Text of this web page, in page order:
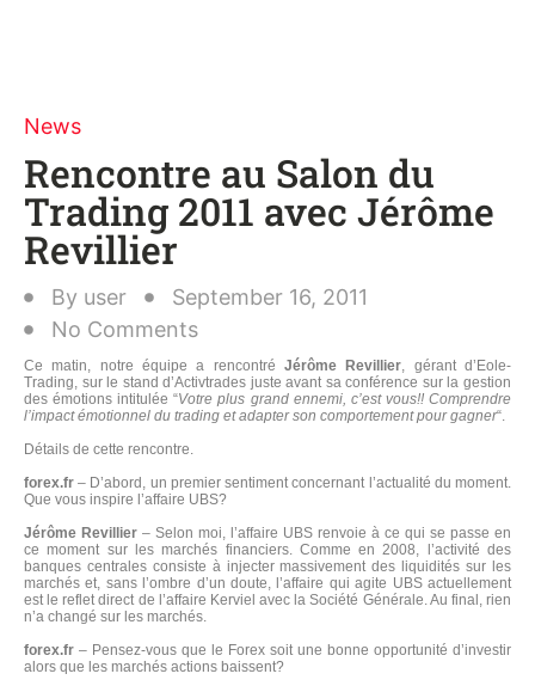
News
Rencontre au Salon du
Trading 2011 avec Jérôme
Revillier
By user
September 16, 2011
No Comments
Ce matin, notre équipe a rencontré Jérôme Revillier, gérant d’Eole-
Trading, sur le stand d’Activtrades juste avant sa conférence sur la gestion
des émotions intitulée “Votre plus grand ennemi, c’est vous!! Comprendre
l’impact émotionnel du trading et adapter son comportement pour gagner“.
Détails de cette rencontre.
forex.fr – D’abord, un premier sentiment concernant l’actualité du moment.
Que vous inspire l’affaire UBS?
Jérôme Revillier – Selon moi, l’affaire UBS renvoie à ce qui se passe en
ce moment sur les marchés financiers. Comme en 2008, l’activité des
banques centrales consiste à injecter massivement des liquidités sur les
marchés et, sans l’ombre d’un doute, l’affaire qui agite UBS actuellement
est le reflet direct de l’affaire Kerviel avec la Société Générale. Au final, rien
n’a changé sur les marchés.
forex.fr – Pensez-vous que le Forex soit une bonne opportunité d’investir
alors que les marchés actions baissent?